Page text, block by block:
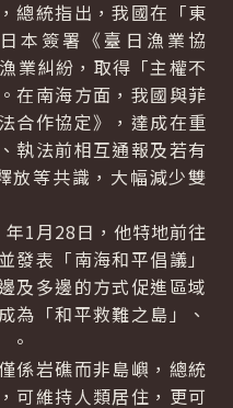
總統指出，我國在「東
本簽署《臺日漁業協
業糾紛，取得「主權不
在南海方面，我國與菲
合作協定》，達成在重
執法前相互通報及若有
放等共識，大幅減少雙
1月28日，他特地前往
發表「南海和平倡議」
及多邊的方式促進區域
為「和平救難之島」、
。
岩礁而非島嶼，總統
可維持人類居住，更可